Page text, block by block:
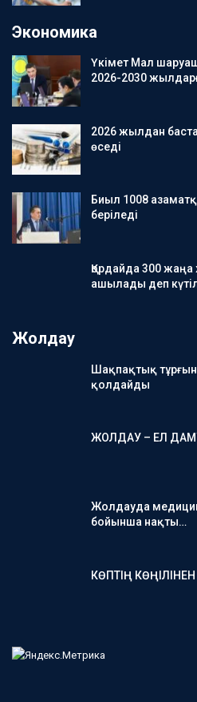
Экономика
Үкімет Мал
2026-2030
2026 жылдан
өседі
Биыл 1008
беріледі
Қордайда 300
ашылады деп
Жолдау
Шақпақтық
қолдайды
ЖОЛДАУ – ЕЛ
Жолдауда
бойынша нақты…
КӨПТІҢ